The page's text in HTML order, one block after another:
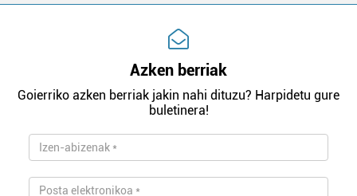
Azken berriak
Goierriko azken berriak jakin nahi dituzu? Harpidetu gure
buletinera!